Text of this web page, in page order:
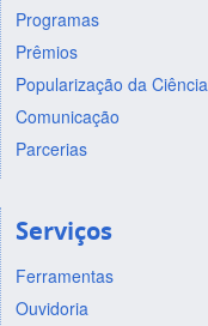
Programas
Prêmios
Popularização da Ciência
Comunicação
Parcerias
Serviços
Ferramentas
Ouvidoria